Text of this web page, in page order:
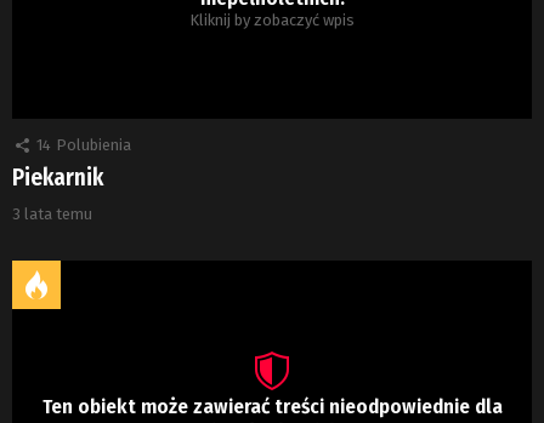
Kliknij by zobaczyć wpis
14 Polubienia
Piekarnik
3 lata temu
Ten obiekt może zawierać treści nieodpowiednie dla